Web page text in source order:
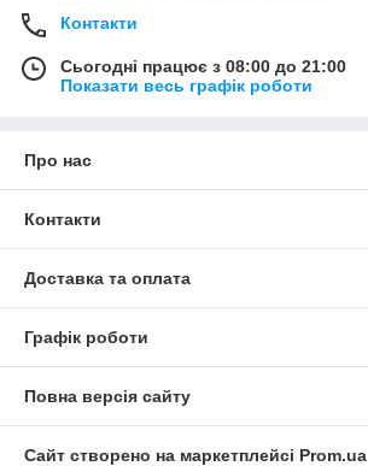
Контакти
Сьогодні працює з 08:00 до 21:00
Показати весь графік роботи
Про нас
Контакти
Доставка та оплата
Графік роботи
Повна версія сайту
Сайт створено на маркетплейсі Prom.ua